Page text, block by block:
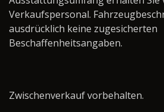
Verkaufspersonal.
ausdrücklich keine zugesicherten
Beschaffenheitsangaben.
Zwischenverkauf vorbehalten.